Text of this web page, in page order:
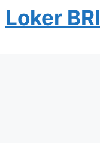
Loker BRI